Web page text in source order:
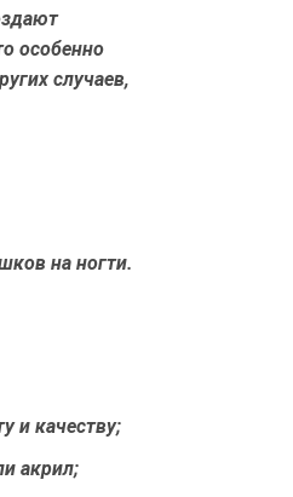
особенно
случаев,
на ногти.
и качеству;
акрил;